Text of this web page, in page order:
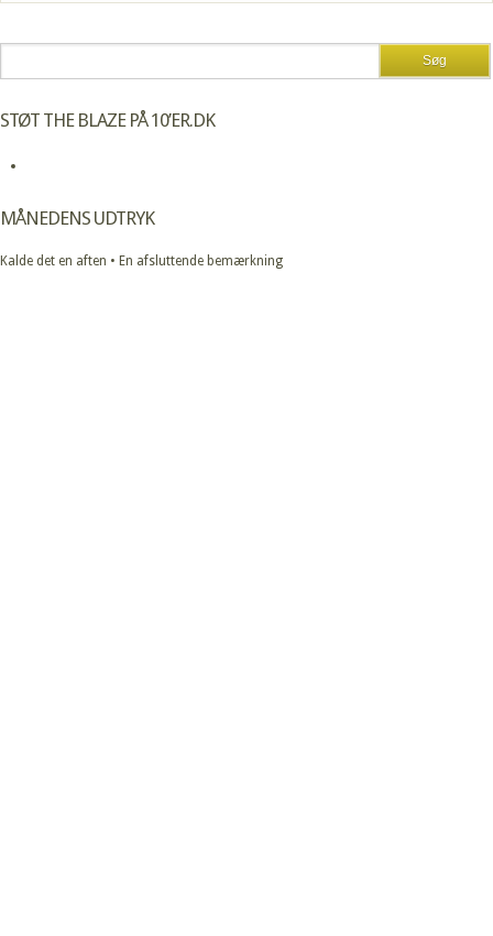
STØT THE BLAZE PÅ 10’ER.DK
MÅNEDENS UDTRYK
Kalde det en aften • En afsluttende bemærkning